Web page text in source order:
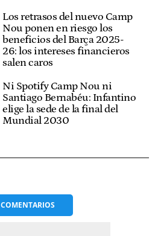
Los retrasos del nuevo Camp
Nou ponen en riesgo los
beneficios del Barça 2025-
26: los intereses financieros
salen caros
Ni Spotify Camp Nou ni
Santiago Bernabéu: Infantino
elige la sede de la final del
Mundial 2030
COMENTARIOS